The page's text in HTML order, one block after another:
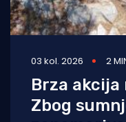
03 kol. 2026 2
Brza akcija
Zbog